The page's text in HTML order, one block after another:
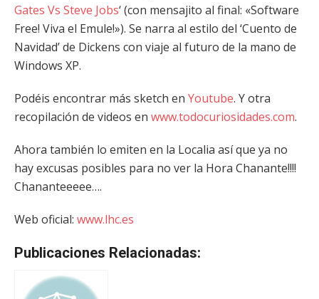
Gates Vs Steve Jobs‘ (con mensajito al final: «Software
Free! Viva el Emule!»). Se narra al estilo del ‘Cuento de
Navidad’ de Dickens con viaje al futuro de la mano de
Windows XP.
Podéis encontrar más sketch en Youtube. Y otra
recopilación de videos en www.todocuriosidades.com.
Ahora también lo emiten en la Localia así que ya no
hay excusas posibles para no ver la Hora Chanante!!!!
Chananteeeee….
Web oficial: www.lhc.es
Publicaciones Relacionadas: